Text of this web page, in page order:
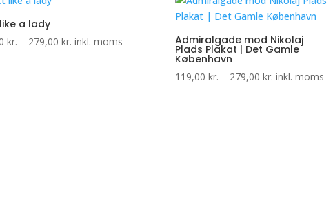
a lady
kr. – 279,00 kr.Prisinterval:
inkl. moms Admiralgade mod Nikolaj
Plads Plakat | Det Gamle
København
119,00 kr. – 279,00 kr.Prisinterval:
inkl. moms